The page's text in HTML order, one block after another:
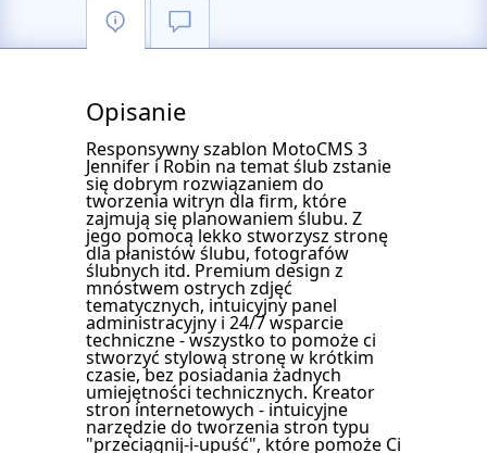
Opisanie
Responsywny szablon MotoCMS 3
Jennifer i Robin na temat ślub zstanie
się dobrym rozwiązaniem do
tworzenia witryn dla firm, które
zajmują się planowaniem ślubu. Z
jego pomocą lekko stworzysz stronę
dla płanistów ślubu, fotografów
ślubnych itd. Premium design z
mnóstwem ostrych zdjęć
tematycznych, intuicyjny panel
administracyjny i 24/7 wsparcie
techniczne - wszystko to pomoże ci
stworzyć stylową stronę w krótkim
czasie, bez posiadania żadnych
umiejętności technicznych. Kreator
stron internetowych - intuicyjne
narzędzie do tworzenia stron typu
"przeciągnij-i-upuść", które pomoże Ci